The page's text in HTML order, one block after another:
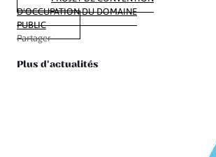
D'OCCUPATION DU DOMAINE
PUBLIC
Partager
Plus d'actualités